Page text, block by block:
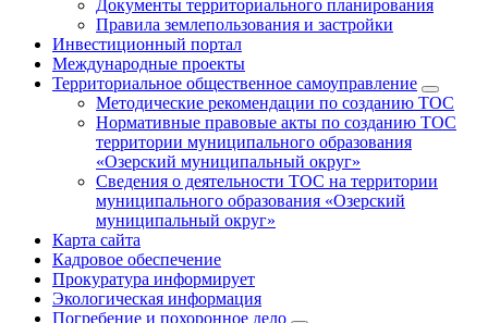
Документы территориального планирования
Правила землепользования и застройки
Инвестиционный портал
Международные проекты
Территориальное общественное самоуправление
Методические рекомендации по созданию ТОС
Нормативные правовые акты по созданию ТОС
территории муниципального образования
«Озерский муниципальный округ»
Сведения о деятельности ТОС на территории
муниципального образования «Озерский
муниципальный округ»
Карта сайта
Кадровое обеспечение
Прокуратура информирует
Экологическая информация
Погребение и похоронное дело